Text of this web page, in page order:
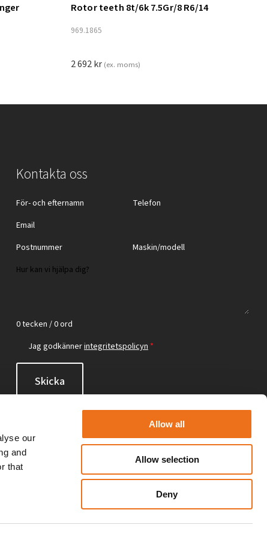
our
and
that
Allow all
Allow selection
Deny
Lägg till i varukorg
Rotor teeth 8t/6k 7.5Gr/8 R6/14
969.1865
2 692kr (ex. moms)
Kontakta oss
0 tecken / 0 ord
Jag godkännerintegritetspolicyn *
Skicka